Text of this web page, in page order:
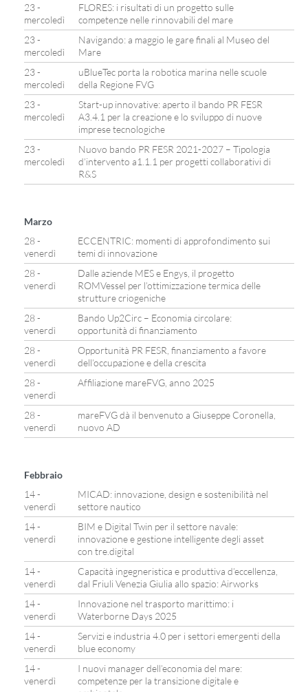
23 -
mercoledì
FLORES: i risultati di un progetto sulle
competenze nelle rinnovabili del mare
23 -
mercoledì
Navigando: a maggio le gare finali al Museo del
Mare
23 -
mercoledì
uBlueTec porta la robotica marina nelle scuole
della Regione FVG
23 -
mercoledì
Start-up innovative: aperto il bando PR FESR
A3.4.1 per la creazione e lo sviluppo di nuove
imprese tecnologiche
23 -
mercoledì
Nuovo bando PR FESR 2021-2027 – Tipologia
d’intervento a1.1.1 per progetti collaborativi di
R&S
Marzo
28 -
venerdì
ECCENTRIC: momenti di approfondimento sui
temi di innovazione
28 -
venerdì
Dalle aziende MES e Engys, il progetto
ROMVessel per l’ottimizzazione termica delle
strutture criogeniche
28 -
venerdì
Bando Up2Circ – Economia circolare:
opportunità di finanziamento
28 -
venerdì
Opportunità PR FESR, finanziamento a favore
dell’occupazione e della crescita
28 -
venerdì
Affiliazione mareFVG, anno 2025
28 -
venerdì
mareFVG dà il benvenuto a Giuseppe Coronella,
nuovo AD
Febbraio
14 -
venerdì
MICAD: innovazione, design e sostenibilità nel
settore nautico
14 -
venerdì
BIM e Digital Twin per il settore navale:
innovazione e gestione intelligente degli asset
con tre.digital
14 -
venerdì
Capacità ingegneristica e produttiva d’eccellenza,
dal Friuli Venezia Giulia allo spazio: Airworks
14 -
venerdì
Innovazione nel trasporto marittimo: i
Waterborne Days 2025
14 -
venerdì
Servizi e industria 4.0 per i settori emergenti della
blue economy
14 -
venerdì
I nuovi manager dell’economia del mare:
competenze per la transizione digitale e